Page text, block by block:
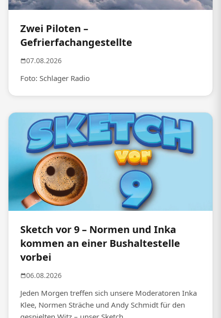
Zwei Piloten –
Gefrierfachangestellte
07.08.2026
Foto: Schlager Radio
Sketch vor 9 – Normen und Inka
kommen an einer Bushaltestelle
vorbei
06.08.2026
Jeden Morgen treffen sich unsere Moderatoren Inka
Klee, Normen Sträche und Andy Schmidt für den